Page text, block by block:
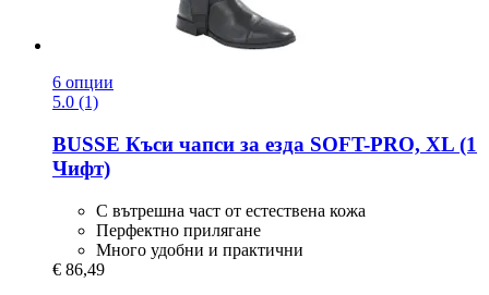
6 опции
5.0 (1)
BUSSE Къси чапси за езда SOFT-​PRO, XL (1
Чифт)
С вътрешна част от естествена кожа
Перфектно прилягане
Много удобни и практични
€ 86,49